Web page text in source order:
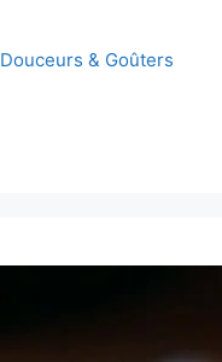
Douceurs & Goûters